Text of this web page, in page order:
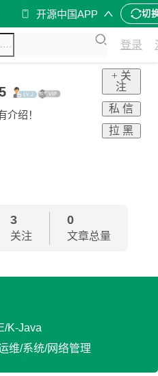
开源中国APP 切
登录
介绍！
+ 关
注
私 信
拉 黑
3
关注
0
文章总量
K-Java
维/系统/网络管理